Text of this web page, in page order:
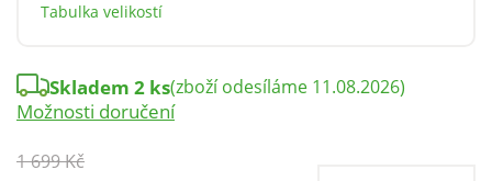
Tabulka velikostí
1 699 Kč
Skladem 2 ks(zboží odesíláme 11.08.2026)
Možnosti doručení